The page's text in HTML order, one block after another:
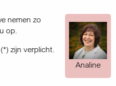
nemen zo
op.
zijn verplicht.
Analine